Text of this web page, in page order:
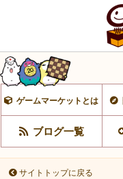
ゲームマーケットとは
ブログ一覧
サイトトップに戻る